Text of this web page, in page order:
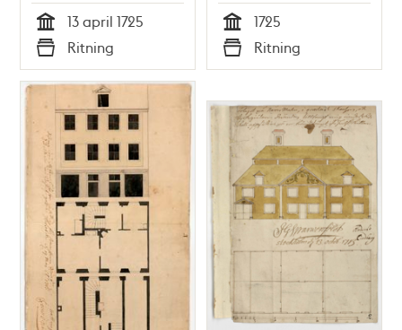
Tid
13 april 1725
Typ
Ritning Tid
1725
Typ
Ritning